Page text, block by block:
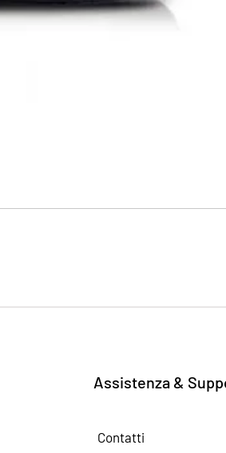
Assistenza &
Contatti